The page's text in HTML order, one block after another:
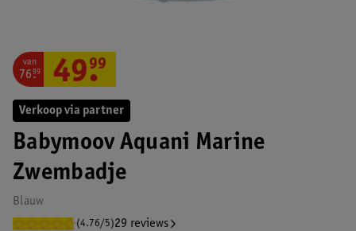
Verkoop via partner
Babymoov Aquani Marine
Zwembadje
Blauw
(4.76/5)29 reviews
van
76.
99 49.
99